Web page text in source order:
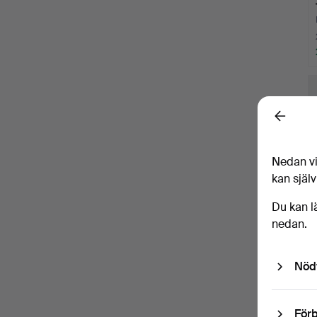
Back
Nedan
kan
Du kan
nedan.